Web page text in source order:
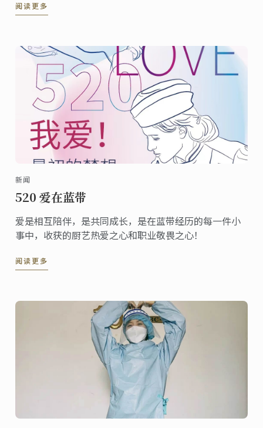
阅读更多
新闻
520 爱在蓝带
爱是相互陪伴，是共同成长，是在蓝带经历的每一件小
事中，收获的厨艺热爱之心和职业敬畏之心！
阅读更多